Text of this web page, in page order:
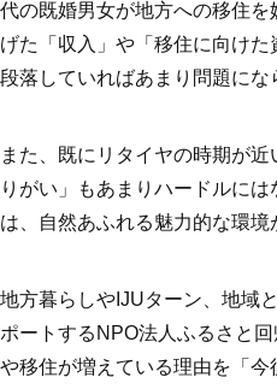
代の既婚男女が地方への移住
げた「収入」や「移住に向け
段落していればあまり問題にな
また、既にリタイヤの時期が
りがい」もあまりハードルに
は、自然あふれる魅力的な環
地方暮らしやIJUターン、地域
ポートするNPO法人ふるさと
や移住が増えている理由を「